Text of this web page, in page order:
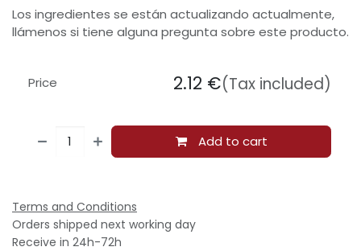
Los ingredientes se están actualizando actualmente,
llámenos si tiene alguna pregunta sobre este producto.
Add to cart
Price 2.12 €(Tax included)
Terms and Conditions
Orders shipped next working day
Receive in 24h-72h